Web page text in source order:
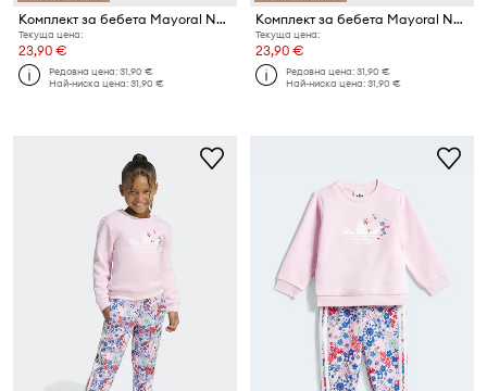
Комплект за бебета Mayoral Newborn
Текуща цена:
23,90 €
Редовна цена:31,90 €
Най-ниска цена:31,90 €
Комплект за бебета Mayoral Newborn
Текуща цена:
23,90 €
Редовна цена:31,90 €
Най-ниска цена:31,90 €